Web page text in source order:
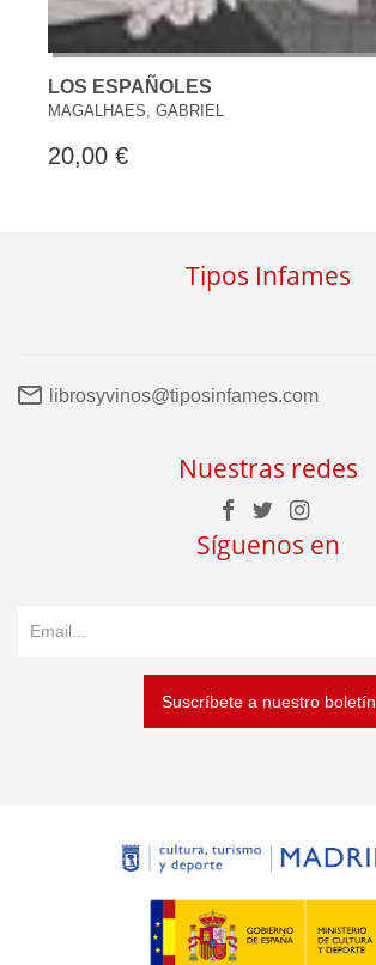
LOS ESPAÑOLES
MAGALHAES, GABRIEL
20,00 €
Tipos Infames
librosyvinos@tiposinfames.com
Nuestras redes
Síguenos en
Suscríbete a nuestro boletín